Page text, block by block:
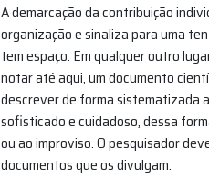
A demarcação da contribuição
organização e sinaliza para uma
tem espaço. Em qualquer outro
notar até aqui, um documento
descrever de forma sistematizada
sofisticado e cuidadoso, dessa
ou ao improviso. O pesquisador
documentos que os divulgam.